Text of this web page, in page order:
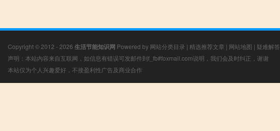
Copyright © 2012 - 2026 生活节能知识网 Powered by 网站分类目录 | 精选推荐文章 | 网站地图 | 疑难解答
声明：本站内容来自互联网，如信息有错误可发邮件到f_fb#foxmail.com说明，我们会及时纠正，谢谢
本站仅为个人兴趣爱好，不接盈利性广告及商业合作